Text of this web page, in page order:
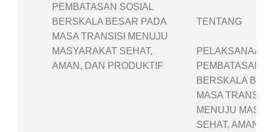
PEMBATASAN SOSIAL
BERSKALA BESAR PADA
MASA TRANSISI MENUJU
MASYARAKAT SEHAT,
AMAN, DAN PRODUKTIF
TENTANG
PEMBATASAN
BERSKALA
MASA
MENUJU
SEHAT, AMAN,